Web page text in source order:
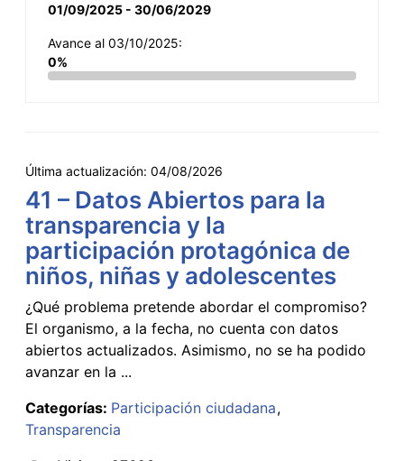
01/09/2025 - 30/06/2029
Avance al 03/10/2025:
0%
Última actualización: 04/08/2026
41 – Datos Abiertos para la
transparencia y la
participación protagónica de
niños, niñas y adolescentes
¿Qué problema pretende abordar el compromiso?
El organismo, a la fecha, no cuenta con datos
abiertos actualizados. Asimismo, no se ha podido
avanzar en la ...
Categorías: Participación ciudadana
Transparencia